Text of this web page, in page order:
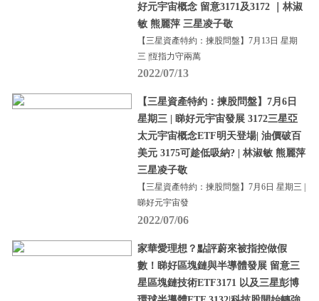
好元宇宙概念 留意3171及3172 ｜林淑
敏 熊麗萍 三星凌子敬
【三星資產特約：揀股問盤】7月13日 星期
三 |恆指力守兩萬
2022/07/13
【三星資產特約：揀股問盤】7月6日
星期三 | 睇好元宇宙發展 3172三星亞
太元宇宙概念ETF明天登場| 油價破百
美元 3175可趁低吸納? | 林淑敏 熊麗萍
三星凌子敬
【三星資產特約：揀股問盤】7月6日 星期三 |
睇好元宇宙發
2022/07/06
家華愛理想？點評蔚來被指控做假
數！睇好區塊鏈與半導體發展 留意三
星區塊鏈技術ETF3171 以及三星彭博